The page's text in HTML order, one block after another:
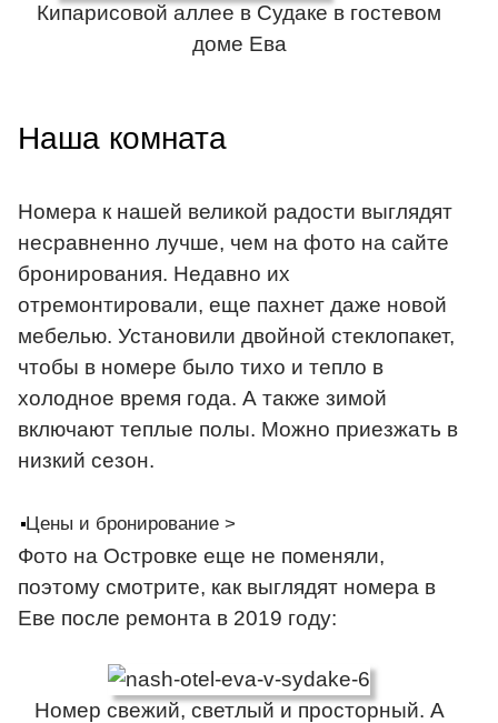
Кипарисовой аллее в Судаке в гостевом
доме Ева
Наша комната
Номера к нашей великой радости выглядят
несравненно лучше, чем на фото на сайте
бронирования. Недавно их
отремонтировали, еще пахнет даже новой
мебелью. Установили двойной стеклопакет,
чтобы в номере было тихо и тепло в
холодное время года. А также зимой
включают теплые полы. Можно приезжать в
низкий сезон.
Цены и бронирование >
Фото на Островке еще не поменяли,
поэтому смотрите, как выглядят номера в
Еве после ремонта в 2019 году:
Номер свежий, светлый и просторный. А